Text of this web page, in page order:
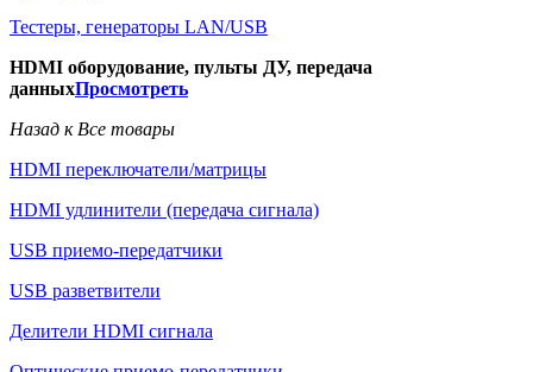
Тестеры, генераторы LAN/USB
HDMI оборудование, пульты ДУ, передача
данныхПросмотреть
Назад к Все товары
HDMI переключатели/матрицы
HDMI удлинители (передача сигнала)
USB приемо-передатчики
USB разветвители
Делители HDMI сигнала